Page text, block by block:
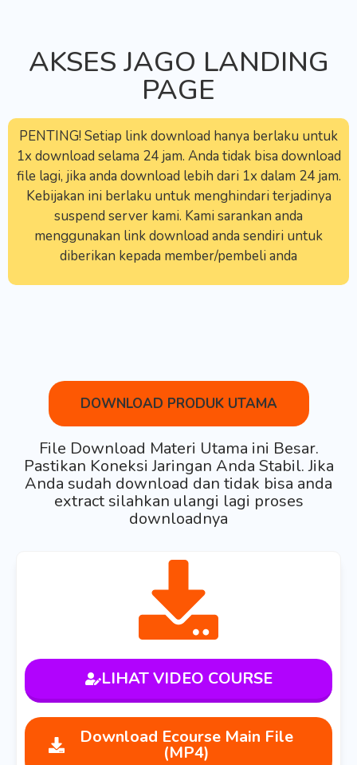
AKSES JAGO LANDING
PAGE
PENTING! Setiap link download hanya berlaku untuk
1x download selama 24 jam. Anda tidak bisa download
file lagi, jika anda download lebih dari 1x dalam 24 jam.
Kebijakan ini berlaku untuk menghindari terjadinya
suspend server kami. Kami sarankan anda
menggunakan link download anda sendiri untuk
diberikan kepada member/pembeli anda
DOWNLOAD PRODUK UTAMA
File Download Materi Utama ini Besar.
Pastikan Koneksi Jaringan Anda Stabil. Jika
Anda sudah download dan tidak bisa anda
extract silahkan ulangi lagi proses
downloadnya
LIHAT VIDEO COURSE
Download Ecourse Main File
(MP4)